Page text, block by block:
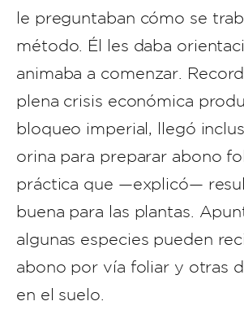
le preguntaban cómo se
método. Él les daba
animaba a comenzar.
plena crisis económica
bloqueo imperial, llegó
orina para preparar abono
práctica que —explicó—
buena para las plantas.
algunas especies pueden
abono por vía foliar y otras
en el suelo.